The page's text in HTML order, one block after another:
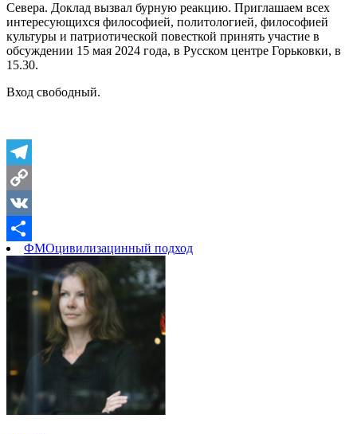
Севера. Доклад вызвал бурную реакцию. Приглашаем всех
интересующихся философией, политологией, философией
культуры и патриотической повесткой принять участие в
обсуждении 15 мая 2024 года, в Русском центре Горьковки, в
15.30.
Вход свободный.
Telegram
Copy
Link
VK
Отправить
ФМОцивилизацинный подход